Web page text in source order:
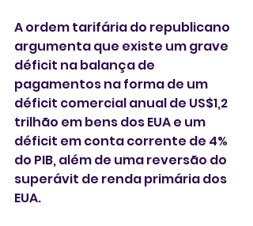
A ordem tarifária do republicano
‌argumenta que existe um grave
déficit na balança de
pagamentos na forma de um
déficit comercial anual de US$1,2
trilhão em ⁠bens dos EUA e um
déficit em conta corrente de 4%
do PIB, além de uma reversão do
superávit de renda primária dos
EUA.